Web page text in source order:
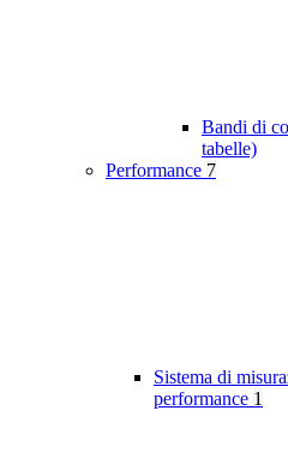
Bandi di
tabelle)
Performance 7
Sistema di
performance 1